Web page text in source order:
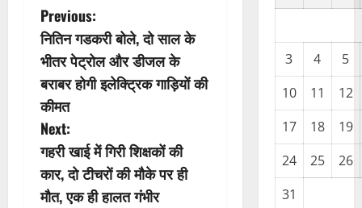
P
o
s
t
n
a
Previous:
नितिन गडकरी बोले, दो साल के
भीतर पेट्रोल और डीजल के
बराबर होगी इलेक्ट्रिक गाड़ियों की
कीमत
Next:
गहरी खाई में गिरी शिक्षकों की
कार, दो टीचरों की मौके पर ही
मौत, एक ही हालत गंभीर
3 4
5
10
11
12
17
18
19
24
25
26
31